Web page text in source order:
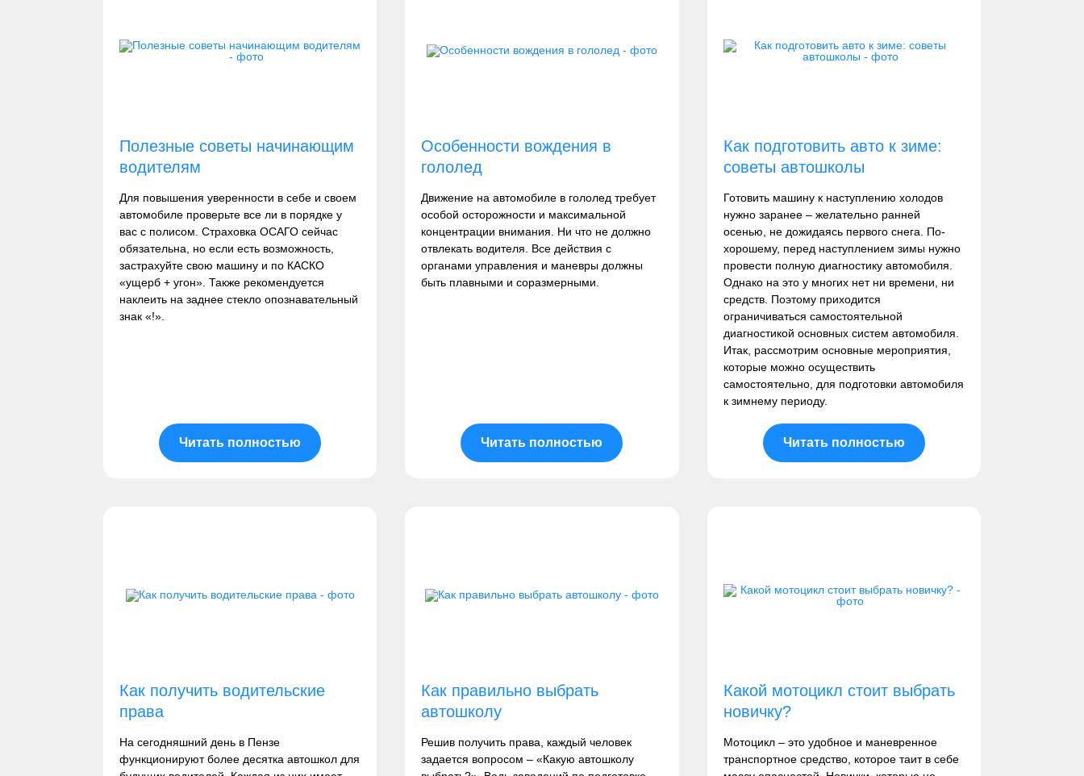
Полезные советы начинающим
водителям
Для повышения уверенности в себе и своем
автомобиле проверьте все ли в порядке у
вас с полисом. Страховка ОСАГО сейчас
обязательна, но если есть возможность,
застрахуйте свою машину и по КАСКО
«ущерб + угон». Также рекомендуется
наклеить на заднее стекло опознавательный
знак «!».
Читать полностью
Особенности вождения в
гололед
Движение на автомобиле в гололед требует
особой осторожности и максимальной
концентрации внимания. Ни что не должно
отвлекать водителя. Все действия с
органами управления и маневры должны
быть плавными и соразмерными.
Читать полностью
Как подготовить авто к зиме:
советы автошколы
Готовить машину к наступлению холодов
нужно заранее – желательно ранней
осенью, не дожидаясь первого снега. По-
хорошему, перед наступлением зимы нужно
провести полную диагностику автомобиля.
Однако на это у многих нет ни времени, ни
средств. Поэтому приходится
ограничиваться самостоятельной
диагностикой основных систем автомобиля.
Итак, рассмотрим основные мероприятия,
которые можно осуществить
самостоятельно, для подготовки автомобиля
к зимнему периоду.
Читать полностью
Как получить водительские
права
На сегодняшний день в Пензе
функционируют более десятка автошкол для
Как правильно выбрать
автошколу
Решив получить права, каждый человек
задается вопросом – «Какую автошколу
Какой мотоцикл стоит выбрать
новичку?
Мотоцикл – это удобное и маневренное
транспортное средство, которое таит в себе